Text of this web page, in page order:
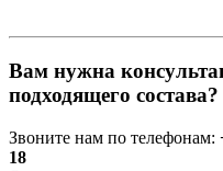
Вам нужна
подходящего состава?
Звоните нам по телефонам:
18